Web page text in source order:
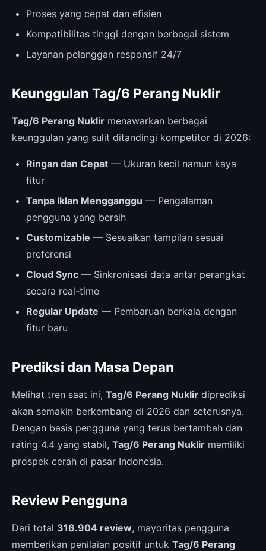
Proses yang cepat dan efisien
Kompatibilitas tinggi dengan berbagai sistem
Layanan pelanggan responsif 24/7
Keunggulan Tag/6 Perang Nuklir
Tag/6 Perang Nuklir menawarkan berbagai
keunggulan yang sulit ditandingi kompetitor di 2026:
Ringan dan Cepat — Ukuran kecil namun kaya
fitur
Tanpa Iklan Mengganggu — Pengalaman
pengguna yang bersih
Customizable — Sesuaikan tampilan sesuai
preferensi
Cloud Sync — Sinkronisasi data antar perangkat
secara real-time
Regular Update — Pembaruan berkala dengan
fitur baru
Prediksi dan Masa Depan
Melihat tren saat ini, Tag/6 Perang Nuklir diprediksi
akan semakin berkembang di 2026 dan seterusnya.
Dengan basis pengguna yang terus bertambah dan
rating 4.4 yang stabil, Tag/6 Perang Nuklir memiliki
prospek cerah di pasar Indonesia.
Review Pengguna
Dari total 316.904 review, mayoritas pengguna
memberikan penilaian positif untuk Tag/6 Perang